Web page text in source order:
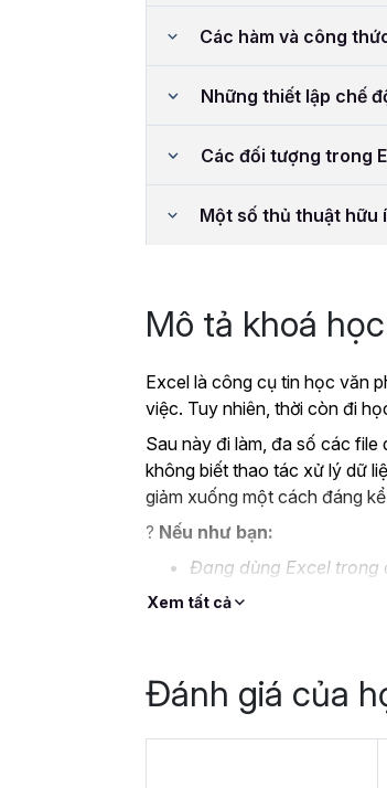
Các hàm và công
Những thiết lập chế
Các đối tượng trong
Một số thủ thuật hữu
Mô tả khoá học
Excel là công cụ tin học văn
việc. Tuy nhiên, thời còn đi
Sau này đi làm, đa số các
không biết thao tác xử lý dữ
giảm xuống một cách đáng
? Nếu như bạn:
Đang dùng Excel trong
không bài bản.
Thì Gitiho ở đây để giúp bạn
EXG02 - Thủ thuật
trong 8 giờ.
Hoàn thành khóa học, bạn
Xem tất cả
Đánh giá của